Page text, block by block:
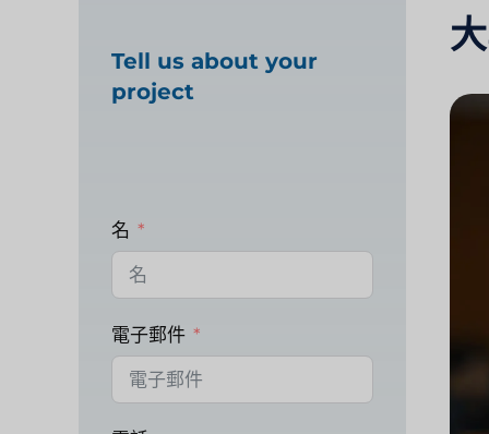
Tell us about your
project
名
電子郵件